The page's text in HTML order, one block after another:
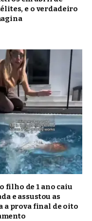
e o verdadeiro
filho de 1 ano caiu
e assustou as
a prova final de oito